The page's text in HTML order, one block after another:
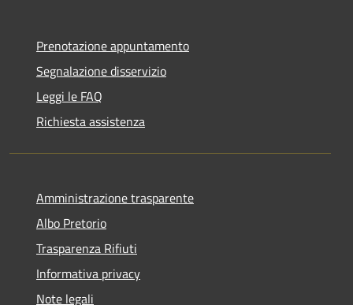
Prenotazione appuntamento
Segnalazione disservizio
Leggi le FAQ
Richiesta assistenza
Amministrazione trasparente
Albo Pretorio
Trasparenza Rifiuti
Informativa privacy
Note legali